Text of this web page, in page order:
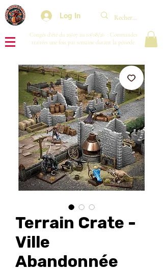
Log In
Congés d'été du 29/07 au 10/08/26 : Commandes
traitées une fois par semaine durant la période.
Terrain Crate -
Ville
Abandonnée